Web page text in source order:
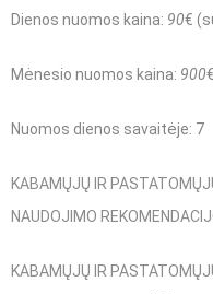
Dienos nuomos kaina: 90€
Mėnesio nuomos kaina: 900
Nuomos dienos savaitėje: 7
KABAMŲJŲ IR
NAUDOJIMO
KABAMŲJŲ IR